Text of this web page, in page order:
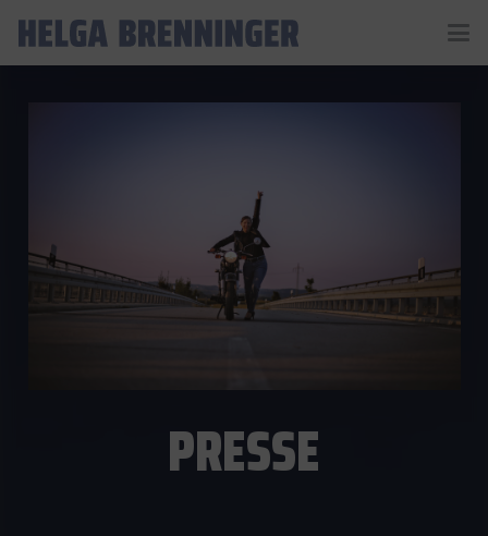
PRESSE